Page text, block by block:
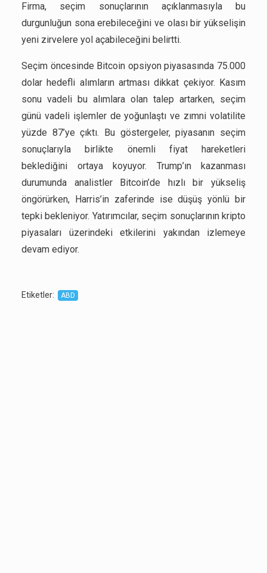
Firma, seçim sonuçlarının açıklanmasıyla bu
durgunluğun sona erebileceğini ve olası bir yükselişin
yeni zirvelere yol açabileceğini belirtti.
Seçim öncesinde Bitcoin opsiyon piyasasında 75.000
dolar hedefli alımların artması dikkat çekiyor. Kasım
sonu vadeli bu alımlara olan talep artarken, seçim
günü vadeli işlemler de yoğunlaştı ve zımni volatilite
yüzde 87’ye çıktı. Bu göstergeler, piyasanın seçim
sonuçlarıyla birlikte önemli fiyat hareketleri
beklediğini ortaya koyuyor. Trump’ın kazanması
durumunda analistler Bitcoin’de hızlı bir yükseliş
öngörürken, Harris’in zaferinde ise düşüş yönlü bir
tepki bekleniyor. Yatırımcılar, seçim sonuçlarının kripto
piyasaları üzerindeki etkilerini yakından izlemeye
devam ediyor.
Etiketler: ABD